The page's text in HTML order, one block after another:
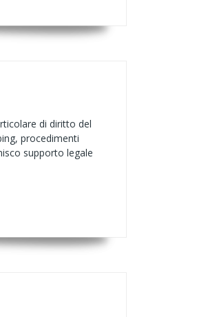
di diritto del
procedimenti
supporto legale